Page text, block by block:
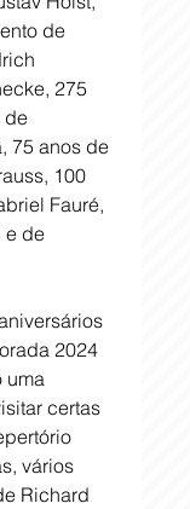
de
275
de
75 anos de
100
Fauré,
e de
2024
uma
certas
vários
Richard